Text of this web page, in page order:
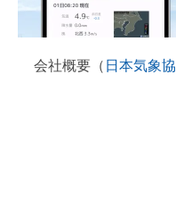
会社概要（ 日本気象